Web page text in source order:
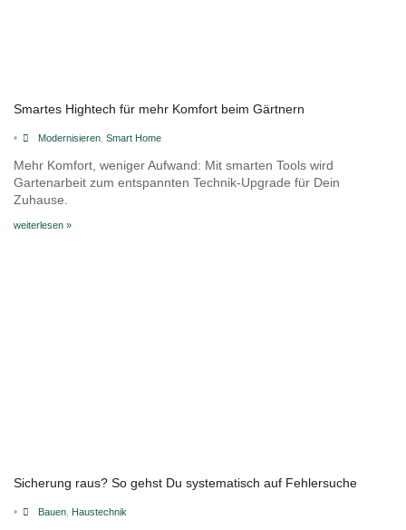
Smartes Hightech für mehr Komfort beim Gärtnern
• Modernisieren, Smart Home
Mehr Komfort, weniger Aufwand: Mit smarten Tools wird
Gartenarbeit zum entspannten Technik-Upgrade für Dein
Zuhause.
weiterlesen »
Sicherung raus? So gehst Du systematisch auf Fehlersuche
• Bauen, Haustechnik